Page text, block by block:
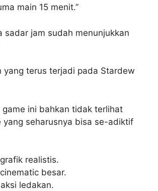
main 15 menit.”
sadar jam sudah menunjukkan
yang terus terjadi pada Stardew
game ini bahkan tidak terlihat
yang seharusnya bisa se-adiktif
realistis.
besar.
ledakan.